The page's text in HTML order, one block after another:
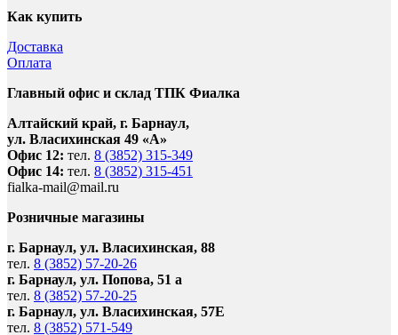
Как купить
Доставка
Оплата
Главный офис и склад ТПК Фиалка
Алтайский край, г. Барнаул,
ул. Власихинская 49 «А»
Офис 12: тел. 8 (3852) 315-349
Офис 14: тел. 8 (3852) 315-451
fialka-mail@mail.ru
Розничные магазины
г. Барнаул, ул. Власихинская, 88
тел. 8 (3852) 57-20-26
г. Барнаул, ул. Попова, 51 а
тел. 8 (3852) 57-20-25
г. Барнаул, ул. Власихинская, 57Е
тел. 8 (3852) 571-549